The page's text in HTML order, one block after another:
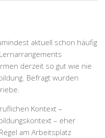
aktuell schon häufig
derzeit so gut wie nie
Befragt wurden
Kontext –
– eher
am Arbeitsplatz